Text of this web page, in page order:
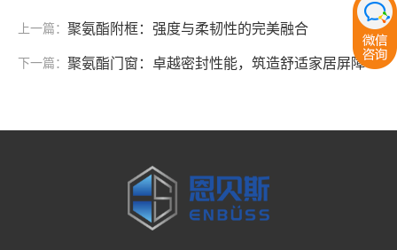
上一篇： 聚氨酯附框：强度与柔韧性的完美融合
下一篇： 聚氨酯门窗：卓越密封性能，筑造舒适家居屏障